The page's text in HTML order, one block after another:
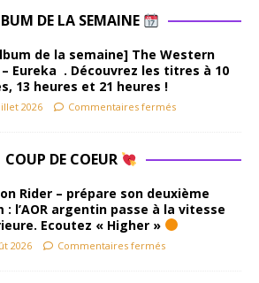
DE LA SEMAINE
de la semaine] The Western
Eureka . Découvrez les titres à 10
13 heures et 21 heures !
2026 Commentaires fermés
COUP DE COEUR
Rider – prépare son deuxième
: l’AOR argentin passe à la vitesse
Ecoutez « Higher »
2026 Commentaires fermés